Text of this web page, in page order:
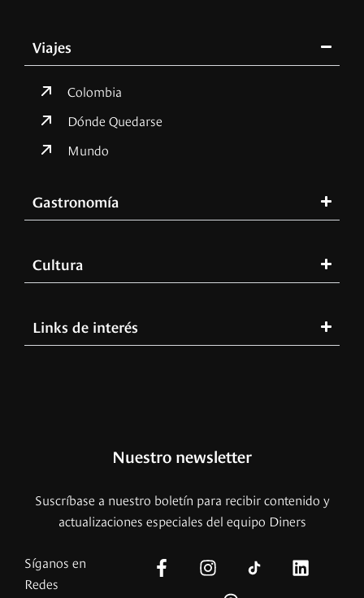
Viajes
Colombia
Dónde Quedarse
Mundo
Gastronomía
Cultura
Links de interés
Nuestro newsletter
Suscríbase a nuestro boletín para recibir contenido y
actualizaciones especiales del equipo Diners
Síganos en
Redes